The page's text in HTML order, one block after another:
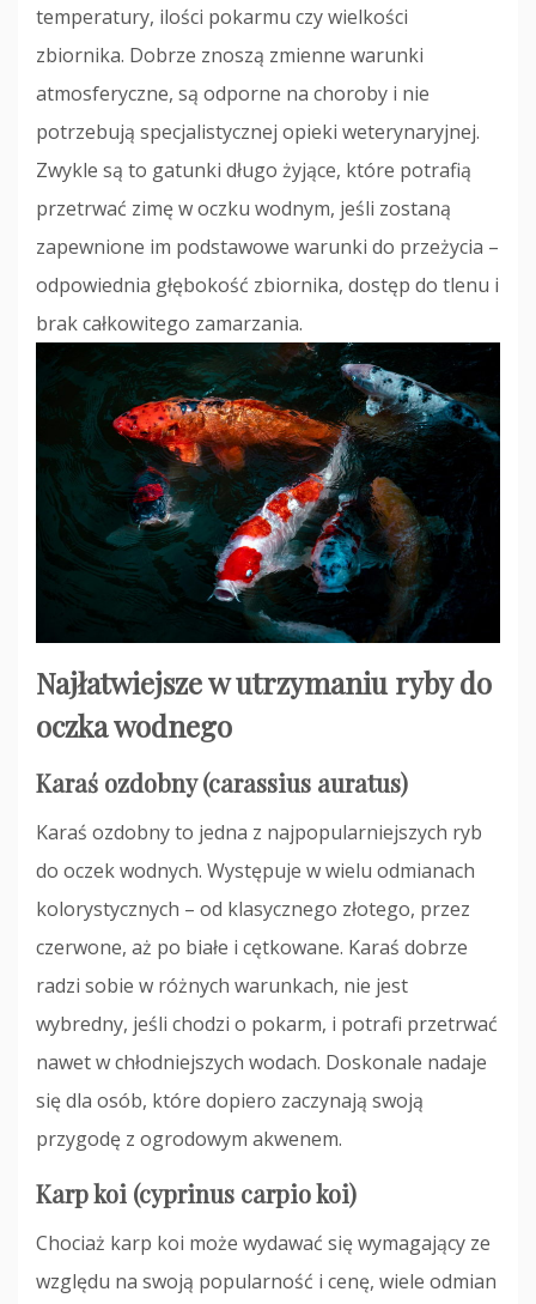
temperatury, ilości pokarmu czy wielkości
zbiornika. Dobrze znoszą zmienne warunki
atmosferyczne, są odporne na choroby i nie
potrzebują specjalistycznej opieki weterynaryjnej.
Zwykle są to gatunki długo żyjące, które potrafią
przetrwać zimę w oczku wodnym, jeśli zostaną
zapewnione im podstawowe warunki do przeżycia –
odpowiednia głębokość zbiornika, dostęp do tlenu i
brak całkowitego zamarzania.
Najłatwiejsze w utrzymaniu ryby do
oczka wodnego
Karaś ozdobny (carassius auratus)
Karaś ozdobny to jedna z najpopularniejszych ryb
do oczek wodnych. Występuje w wielu odmianach
kolorystycznych – od klasycznego złotego, przez
czerwone, aż po białe i cętkowane. Karaś dobrze
radzi sobie w różnych warunkach, nie jest
wybredny, jeśli chodzi o pokarm, i potrafi przetrwać
nawet w chłodniejszych wodach. Doskonale nadaje
się dla osób, które dopiero zaczynają swoją
przygodę z ogrodowym akwenem.
Karp koi (cyprinus carpio koi)
Chociaż karp koi może wydawać się wymagający ze
względu na swoją popularność i cenę, wiele odmian